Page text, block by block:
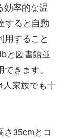
効率的な温
すると自動
用すること
と図書館並
きます。
人家族でも十
さ35cmとコ